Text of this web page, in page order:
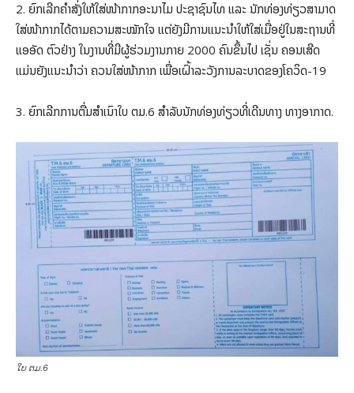
2. ຍົກເລີກຄຳສັ່ງໃຫ້ໃສ່ໜ້າກາກອະນາໄມ ປະຊາຊົນໄທ ແລະ ນັກທ່ອງທ່ຽວສາມາດ
ໃສ່ໜ້າກາກໄດ້ຕາມຄວາມສະໝັກໃຈ ແຕ່ຍັງມີການແນະນຳໃຫ້ໃສ່ເມື່ອຢູ່ໃນສະຖານທີ່
ແອອັດ ຕົວຢ່າງ ໃນງານທີ່ມີຜູ້ຮ່ວມງານກາຍ 2000 ຄົນຂຶ້ນໄປ ເຊັ່ນ ຄອນເສີດ
ແມ່ນຍັງແນະນຳວ່າ ຄວນໃສ່ໜ້າກາກ ເພື່ອເຝົ້າລະວັງການລະບາດຂອງໂຄວິດ-19
3. ຍົກເລີກການຕື່ມສຳເນົາໃບ ຕມ.6 ສຳລັບນັກທ່ອງທ່ຽວທີ່ເດີນທາງ ທາງອາກາດ.
ໃບ ຕມ.6